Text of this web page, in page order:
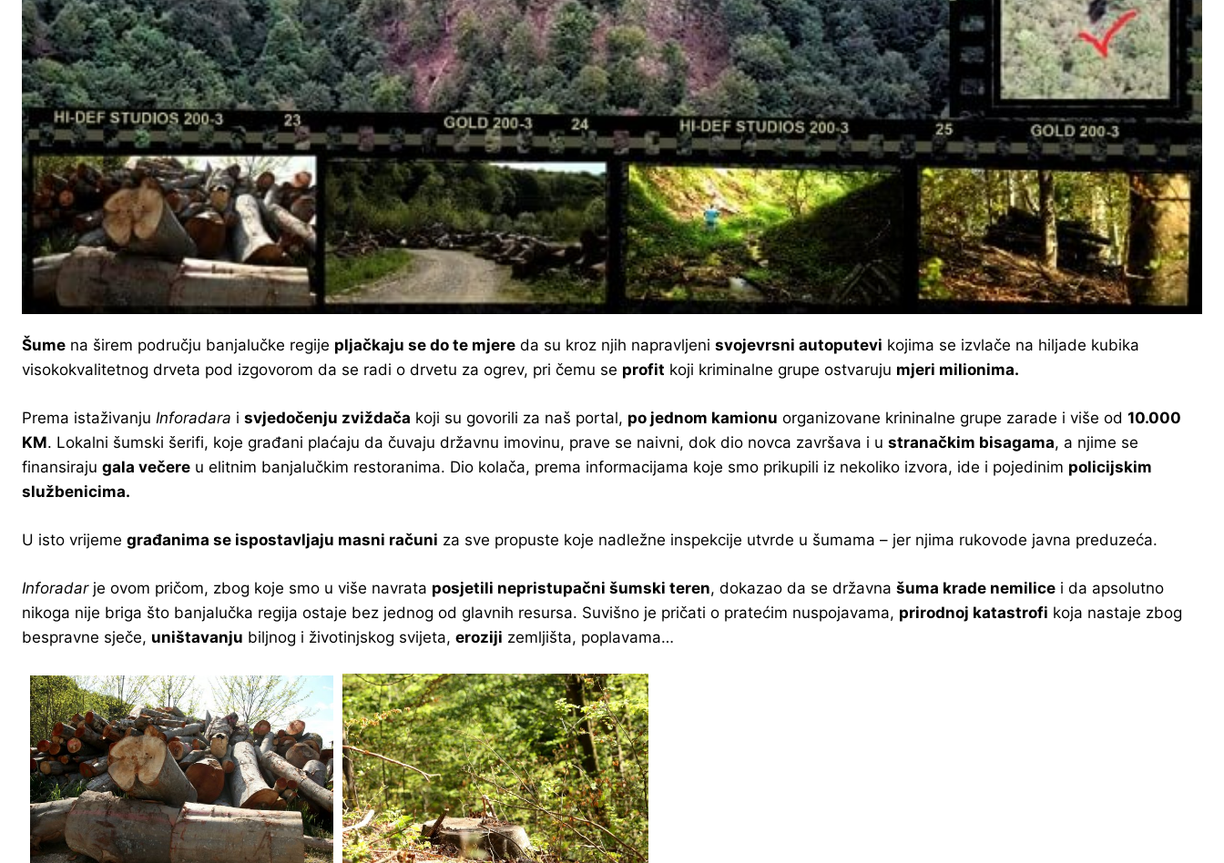
Šume na širem području banjalučke regije pljačkaju se do te mjere da su kroz njih napravljeni svojevrsni autoputevi kojima se izvlače na hiljade kubika
visokokvalitetnog drveta pod izgovorom da se radi o drvetu za ogrev, pri čemu se profit koji kriminalne grupe ostvaruju mjeri milionima.
Prema istaživanju Inforadara i svjedočenju zviždača koji su govorili za naš portal, po jednom kamionu organizovane krininalne grupe zarade i više od 10.000
KM. Lokalni šumski šerifi, koje građani plaćaju da čuvaju državnu imovinu, prave se naivni, dok dio novca završava i u stranačkim bisagama, a njime se
finansiraju gala večere u elitnim banjalučkim restoranima. Dio kolača, prema informacijama koje smo prikupili iz nekoliko izvora, ide i pojedinim policijskim
službenicima.
U isto vrijeme građanima se ispostavljaju masni računi za sve propuste koje nadležne inspekcije utvrde u šumama – jer njima rukovode javna preduzeća.
Inforadarje ovom pričom, zbog koje smo u više navrata posjetili nepristupačni šumski teren, dokazao da se državna šuma krade nemilice i da apsolutno
nikoga nije briga što banjalučka regija ostaje bez jednog od glavnih resursa. Suvišno je pričati o pratećim nuspojavama, prirodnoj katastrofi koja nastaje zbog
bespravne sječe, uništavanju biljnog i životinjskog svijeta, eroziji zemljišta, poplavama…